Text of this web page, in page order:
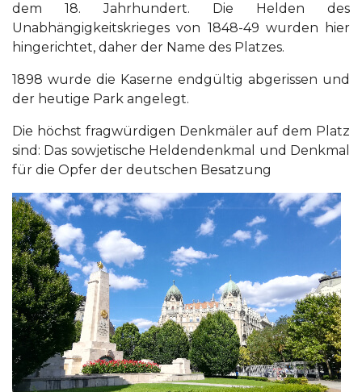
dem 18. Jahrhundert. Die Helden des
Unabhängigkeitskrieges von 1848-49 wurden hier
hingerichtet, daher der Name des Platzes.
1898 wurde die Kaserne endgültig abgerissen und
der heutige Park angelegt.
Die höchst fragwürdigen Denkmäler auf dem Platz
sind: Das sowjetische Heldendenkmal und Denkmal
für die Opfer der deutschen Besatzung